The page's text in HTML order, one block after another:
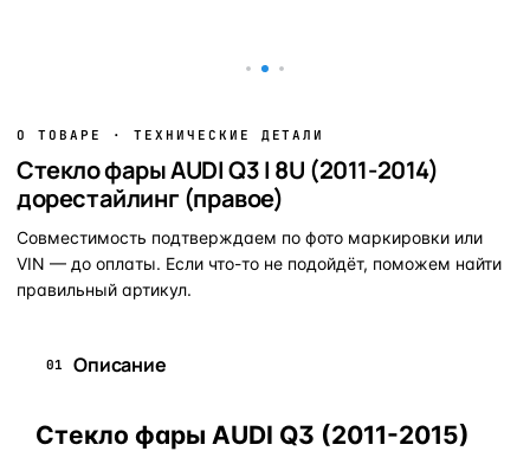
О ТОВАРЕ · ТЕХНИЧЕСКИЕ ДЕТАЛИ
Стекло фары AUDI Q3 I 8U (2011-2014)
дорестайлинг (правое)
Совместимость подтверждаем по фото маркировки или
VIN — до оплаты. Если что-то не подойдёт, поможем найти
правильный артикул.
01 Описание
Стекло фары AUDI Q3 (2011-2015)